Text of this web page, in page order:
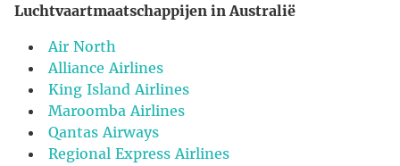
Luchtvaartmaatschappijen in Australië
Air North
Alliance Airlines
King Island Airlines
Maroomba Airlines
Qantas Airways
Regional Express Airlines